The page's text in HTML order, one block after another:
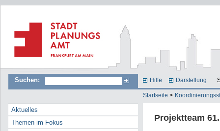
Suchen: Hilfe Darstellung
Startseite >
Aktuelles
Themen im Fokus
Projektteam